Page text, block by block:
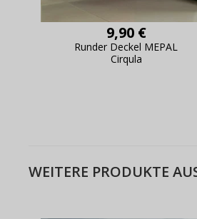
9,90 €
Runder Deckel MEPAL
Cirqula
WEITERE PRODUKTE